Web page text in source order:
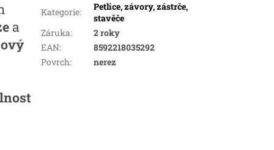
a
Kategorie:
Petlice, závory, zástrče,
stavěče
Záruka:
2 roky
EAN:
8592218035292
Povrch: nerez